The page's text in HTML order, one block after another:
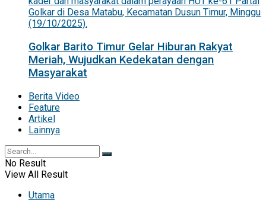
Golkar Barito Timur Gelar Hiburan Rakyat
Meriah, Wujudkan Kedekatan dengan
Masyarakat
Berita Video
Feature
Artikel
Lainnya
No Result
View All Result
Utama